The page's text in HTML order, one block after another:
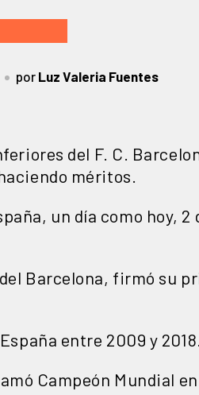
por Luz Valeria Fuentes
del F. C.
méritos.
, un día como hoy,
Barcelona, firmó su
entre 2009 y 2018.
Campeón Mundial en